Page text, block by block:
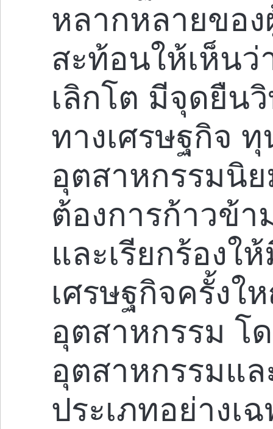
หลากหลายขอ
สะท้อนให้เห็น
เลิกโต มีจุดยืน
ทางเศรษฐกิจ
อุตสาหกรรมนิ
ต้องการก้าวข้
และเรียกร้องใ
เศรษฐกิจครั้งใ
อุตสาหกรรม โ
อุตสาหกรรมแ
ประเภทอย่างเ